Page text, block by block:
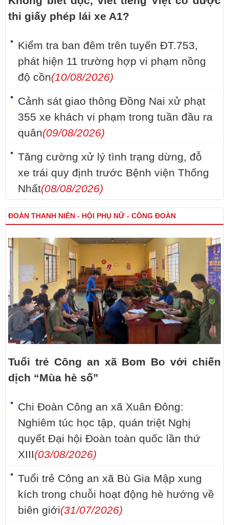
thi giấy phép lái xe A1?
Kiểm tra ban đêm trên tuyến ĐT.753,
phát hiện 11 trường hợp vi phạm nồng
độ cồn(10/08/2026)
Cảnh sát giao thông Đồng Nai xử phạt
355 xe khách vi phạm trong tuần đầu ra
quân(09/08/2026)
Tăng cường xử lý tình trạng dừng, đỗ
xe trái quy định trước Bệnh viện Thống
Nhất(08/08/2026)
ĐOÀN THANH NIÊN - HỘI PHỤ NỮ - CÔNG ĐOÀN
Tuổi trẻ Công an xã Bom Bo với chiến
dịch “Mùa hè số”
Chi Đoàn Công an xã Xuân Đông:
Nghiêm túc học tập, quán triệt Nghị
quyết Đại hội Đoàn toàn quốc lần thứ
XIII(03/08/2026)
Tuổi trẻ Công an xã Bù Gia Mập xung
kích trong chuỗi hoạt động hè hướng về
biên giới(31/07/2026)